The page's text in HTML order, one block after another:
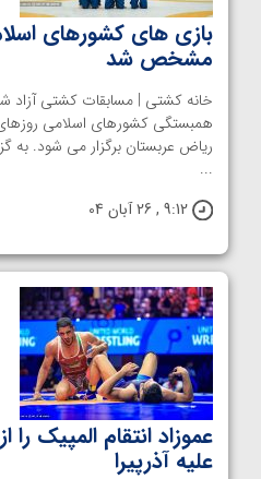
بازی های کشورهای
مشخص شد
خانه کشتی | مسابقات کشتی آزاد
ریاض عربستان برگزار می شود. به
...
9:12 , 26 آبان 04
عموزاد انتقام المپیک را
علیه آذرپیرا